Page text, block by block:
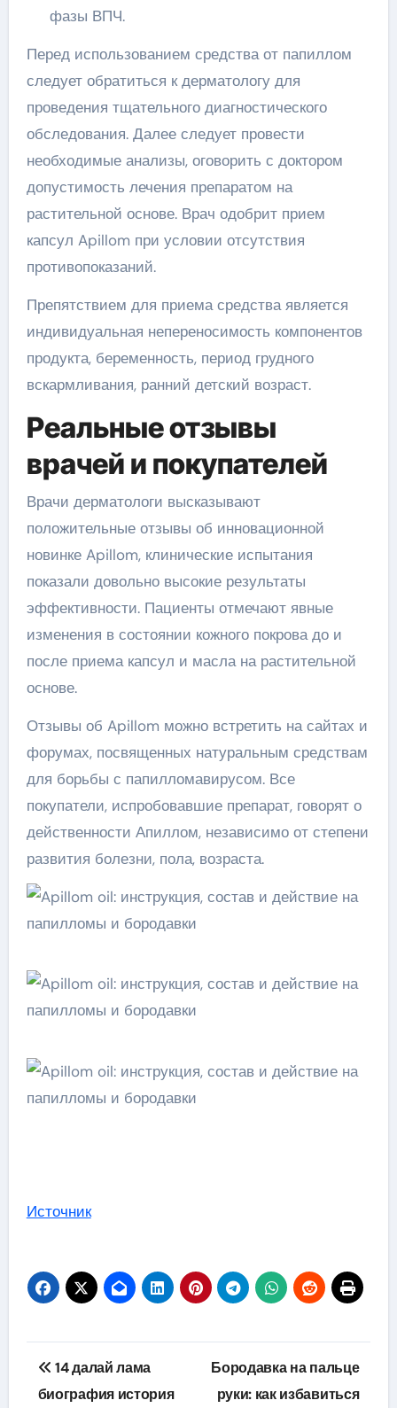
фазы ВПЧ.
Перед использованием средства от папиллом
следует обратиться к дерматологу для
проведения тщательного диагностического
обследования. Далее следует провести
необходимые анализы, оговорить с доктором
допустимость лечения препаратом на
растительной основе. Врач одобрит прием
капсул Apillom при условии отсутствия
противопоказаний.
Препятствием для приема средства является
индивидуальная непереносимость компонентов
продукта, беременность, период грудного
вскармливания, ранний детский возраст.
Реальные отзывы
врачей и покупателей
Врачи дерматологи высказывают
положительные отзывы об инновационной
новинке Apillom, клинические испытания
показали довольно высокие результаты
эффективности. Пациенты отмечают явные
изменения в состоянии кожного покрова до и
после приема капсул и масла на растительной
основе.
Отзывы об Apillom можно встретить на сайтах и
форумах, посвященных натуральным средствам
для борьбы с папилломавирусом. Все
покупатели, испробовавшие препарат, говорят о
действенности Апиллом, независимо от степени
развития болезни, пола, возраста.
Источник
Навигация
по
14 далай лама
биография история
Бородавка на пальце
руки: как избавиться